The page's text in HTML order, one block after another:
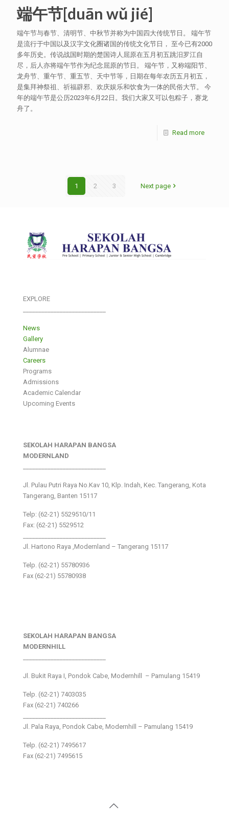
端午节[duān wǔ jié]
端午节与春节、清明节、中秋节并称为中国四大传统节日。 端午节
是流行于中国以及汉字文化圈诸国的传统文化节日， 至今已有2000
多年历史。传说战国时期的楚国诗人屈原在五月初五跳汨罗江自
尽，后人亦将端午节作为纪念屈原的节日。 端午节，又称端阳节、
龙舟节、重午节、重五节、天中节等，日期在每年农历五月初五，
是集拜神祭祖、祈福辟邪、欢庆娱乐和饮食为一体的民俗大节。 今
年的端午节是公历2023年6月22日。我们大家又可以包粽子，赛龙
舟了。
Read more
1 2 3 Next page
EXPLORE
News
Gallery
Alumnae
Careers
Programs
Admissions
Academic Calendar
Upcoming Events
SEKOLAH HARAPAN BANGSA
MODERNLAND
Jl. Pulau Putri Raya No.Kav 10, Klp. Indah, Kec. Tangerang, Kota
Tangerang, Banten 15117
Telp: (62-21) 5529510/11
Fax: (62-21) 5529512
Jl. Hartono Raya ,Modernland – Tangerang 15117
Telp. (62-21) 55780936
Fax (62-21) 55780938
SEKOLAH HARAPAN BANGSA
MODERNHILL
Jl. Bukit Raya I, Pondok Cabe, Modernhill – Pamulang 15419
Telp. (62-21) 7403035
Fax (62-21) 740266
Jl. Pala Raya, Pondok Cabe, Modernhill – Pamulang 15419
Telp. (62-21) 7495617
Fax (62-21) 7495615